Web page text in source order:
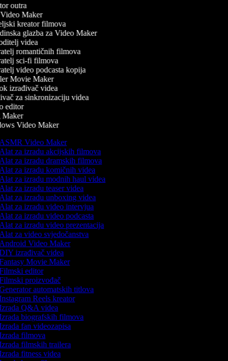
outra
Maker
kreator filmova
glazba za Video Maker
videa
romantičnih filmova
sci-fi filmova
video podcasta kopija
Movie Maker
izrađivač videa
za sinkronizaciju videa
editor
Video Maker
Video Maker
za izradu akcijskih filmova
za izradu dramskih filmova
za izradu komičnih videa
za izradu modnih haul videa
za izradu teaser videa
za izradu unboxing videa
za izradu video intervjua
za izradu video podcasta
za izradu video prezentacija
za video svjedočanstva
Video Maker
izrađivač videa
Movie Maker
editor
proizvođač
automatskih titlova
Reels kreator
Q&A videa
biografskih filmova
fan videozapisa
filmova
filmskih trailera
fitness videa